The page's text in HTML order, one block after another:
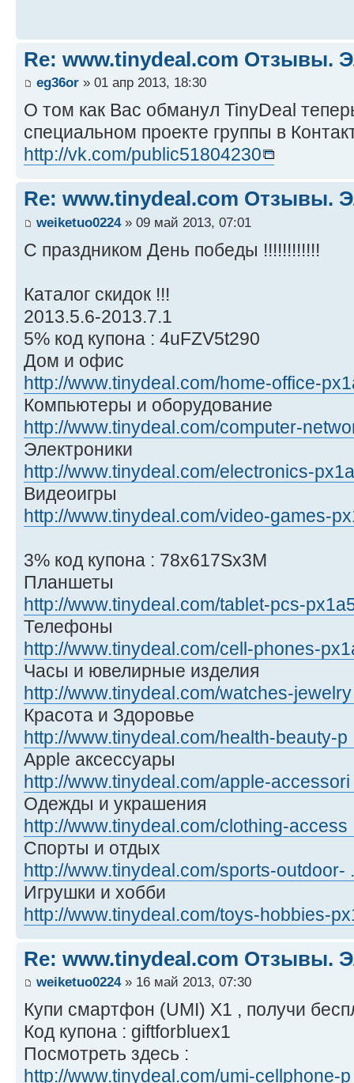
Re: www.tinydeal.com Отзывы.
eg36or » 01 апр 2013, 18:30
О том как Вас обманул TinyDeal
специальном проекте группы в
http://vk.com/public51804230
Re: www.tinydeal.com Отзывы.
weiketuo0224» 09 май 2013, 07:01
C праздником День победы !!!!!!!!!!!!
Каталог скидок !!!
2013.5.6-2013.7.1
5% код купона : 4uFZV5t290
Дом и офис
http://www.tinydeal.com/home-office-
Компьютеры и оборудование
http://www.tinydeal.com/computer-
Электроники
http://www.tinydeal.com/electronics-
Видеоигры
http://www.tinydeal.com/video-games-
3% код купона : 78x617Sx3M
Планшеты
http://www.tinydeal.com/tablet-pcs-
Телефоны
http://www.tinydeal.com/cell-phones-
Часы и ювелирные изделия
http://www.tinydeal.com/watches-
Красота и Здоровье
http://www.tinydeal.com/health-beauty-p
Apple аксессуары
http://www.tinydeal.com/apple-
Одежды и украшения
http://www.tinydeal.com/clothing-access
Спорты и отдых
http://www.tinydeal.com/sports-outdoor-
Игрушки и хобби
http://www.tinydeal.com/toys-hobbies-
Re: www.tinydeal.com Отзывы.
weiketuo0224» 16 май 2013, 07:30
Купи смартфон (UMI) X1 , получи
Код купона : giftforbluex1
Посмотреть здесь :
http://www.tinydeal.com/umi-cellphone-